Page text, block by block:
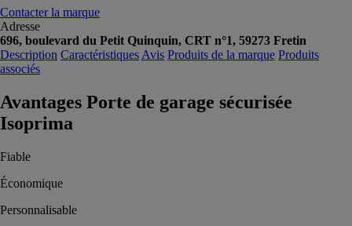
Contacter la marque
Adresse
696, boulevard du Petit Quinquin, CRT n°1, 59273 Fretin
Description Caractéristiques Avis Produits de la marque Produits
associés
Avantages Porte de garage sécurisée
Isoprima
Fiable
Économique
Personnalisable